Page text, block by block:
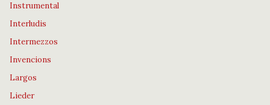
Instrumental
Interludis
Intermezzos
Invencions
Largos
Lieder